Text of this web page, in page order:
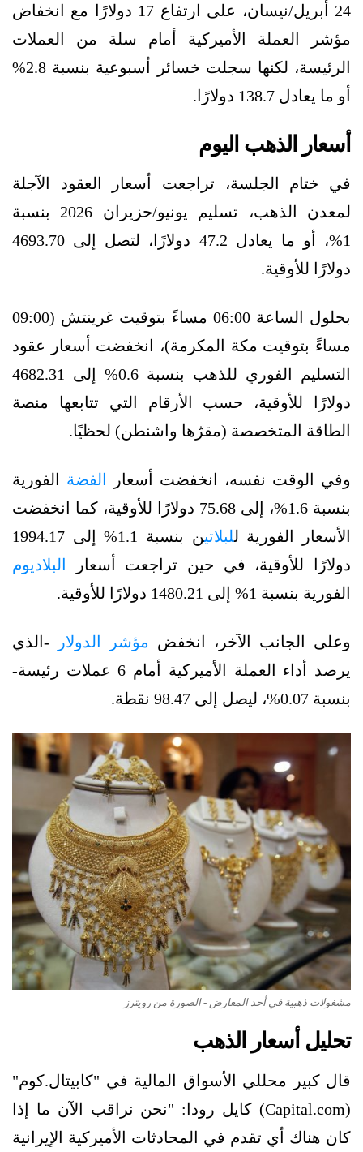
24 أبريل/نيسان، على ارتفاع 17 دولارًا مع انخفاض
مؤشر العملة الأميركية أمام سلة من العملات
الرئيسة، لكنها سجلت خسائر أسبوعية بنسبة 2.8%
أو ما يعادل 138.7 دولارًا.
أسعار الذهب اليوم
في ختام الجلسة، تراجعت أسعار العقود الآجلة
لمعدن الذهب، تسليم يونيو/حزيران 2026 بنسبة
1%، أو ما يعادل 47.2 دولارًا، لتصل إلى 4693.70
دولارًا للأوقية.
بحلول الساعة 06:00 مساءً بتوقيت غرينتش (09:00
مساءً بتوقيت مكة المكرمة)، انخفضت أسعار عقود
التسليم الفوري للذهب بنسبة 0.6% إلى 4682.31
دولارًا للأوقية، حسب الأرقام التي تتابعها منصة
الطاقة المتخصصة (مقرّها واشنطن) لحظيًا.
وفي الوقت نفسه، انخفضت أسعار الفضة الفورية
بنسبة 1.6%، إلى 75.68 دولارًا للأوقية، كما انخفضت
الأسعار الفورية للبلاتي
ن بنسبة 1.1% إلى 1994.17
دولارًا للأوقية، في حين تراجعت أسعار
البلاديوم
الفورية بنسبة 1% إلى 1480.21 دولارًا للأوقية.
وعلى الجانب الآخر، انخفض مؤشر الدولار
-الذي
يرصد أداء العملة الأميركية أمام 6 عملات رئيسة-
بنسبة 0.07%، ليصل إلى 98.47 نقطة.
مشغولات ذهبية في أحد المعارض - الصورة من رويترز
تحليل أسعار الذهب
قال كبير محللي الأسواق المالية في "كابيتال.كوم"
(Capital.com) كايل رودا: "نحن نراقب الآن ما إذا
كان هناك أي تقدم في المحادثات الأميركية الإيرانية